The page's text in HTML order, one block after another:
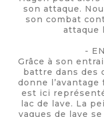
son attaque.
son combat
attaque
-
Grâce à son
battre dans des
donne l’avantage
est ici
lac de lave. La
vagues de lave